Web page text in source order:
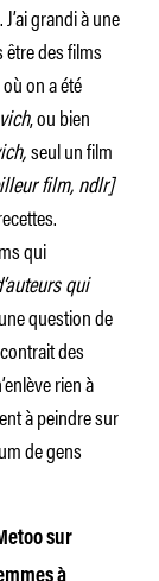
grandi à une
des films
on a été
, ou bien
seul un film
film, ndlr]
qui
qui
question de
des
rien à
à peindre sur
de gens
sur